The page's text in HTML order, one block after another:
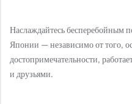
Наслаждайтесь бесперебойным
Японии — независимо от того,
достопримечательности,
и друзьями.